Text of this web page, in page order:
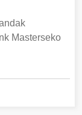
Masterseko